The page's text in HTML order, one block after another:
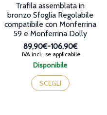
Disponibile
Trafila assemblata in
bronzo Sfoglia Regolabile
compatibile con Monferrina
59 e Monferrina Dolly
89,90€-106,90€
Fascia
di
da
89,90€
IVA incl., se applicabile
SCEGLI
Questo
prodotto
ha